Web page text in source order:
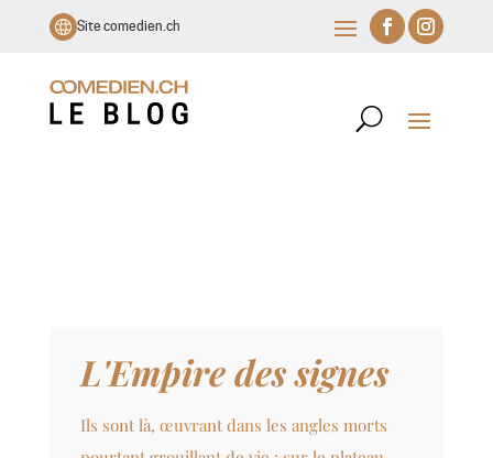
Site comedien.ch
L'Empire des signes
Ils sont là, œuvrant dans les angles morts